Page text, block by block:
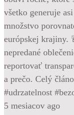
všetko generuje
množstvo
európskej krajiny.
nepredané
reportovať
a prečo. Celý
#udrzatelnost
5 mesiacov ago